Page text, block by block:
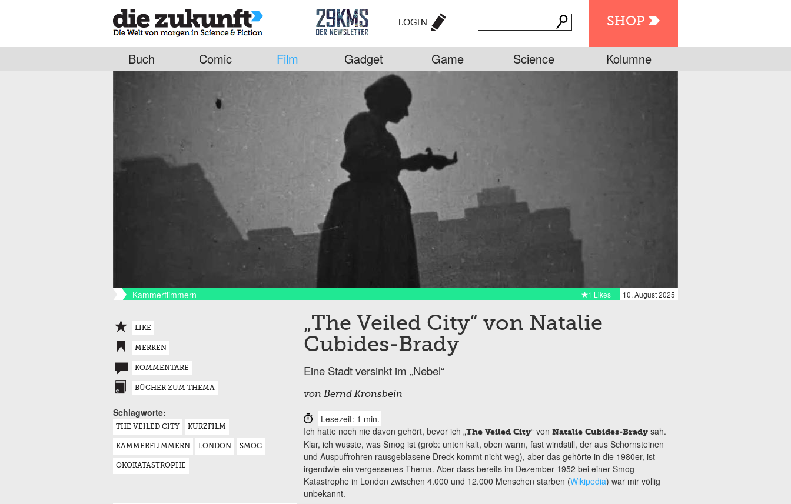
SHOP
LOGIN
Buch Comic Film Gadget Game Science Kolumne
Kammerflimmern 10. August 2025
1 Likes
„The Veiled City“ von Natalie
Cubides-Brady
Eine Stadt versinkt im „Nebel“
von Bernd Kronsbein
Lesezeit: 1 min.
Ich hatte noch nie davon gehört, bevor ich „The Veiled City“ von Natalie Cubides-Bradysah.
Klar, ich wusste, was Smog ist (grob: unten kalt, oben warm, fast windstill, der aus Schornsteinen
und Auspuffrohren rausgeblasene Dreck kommt nicht weg), aber das gehörte in die 1980er, ist
irgendwie ein vergessenes Thema. Aber dass bereits im Dezember 1952 bei einer Smog-
Katastrophe in London zwischen 4.000 und 12.000 Menschen starben (Wikipedia) war mir völlig
unbekannt.
LIKE
MERKEN
KOMMENTARE
BÜCHER ZUM THEMA
Schlagworte:
THE VEILED CITY KURZFILM
KAMMERFLIMMERN LONDON SMOG
ÖKOKATASTROPHE